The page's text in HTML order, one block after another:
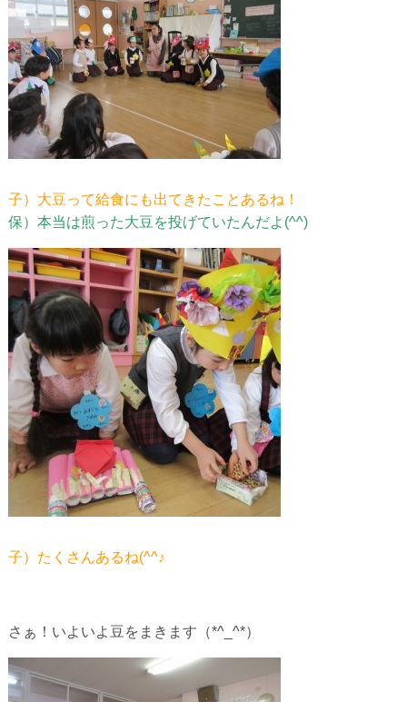
子）大豆って給食にも出てきたことあるね！
保）本当は煎った大豆を投げていたんだよ(^^)
子）たくさんあるね(^^♪
さぁ！いよいよ豆をまきます（*^_^*）